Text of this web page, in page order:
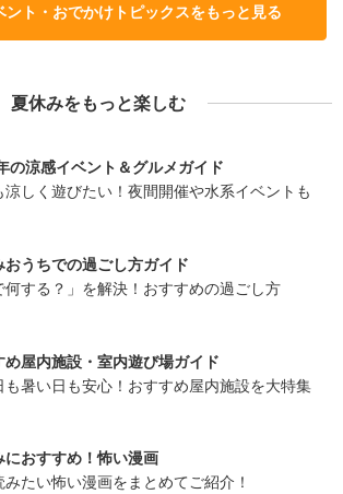
ント・おでかけトピックスをもっと見る
夏休みをもっと楽しむ
の涼感イベント＆グルメガイド
涼しく遊びたい！夜間開催や水系イベントも
おうちでの過ごし方ガイド
何する？」を解決！おすすめの過ごし方
め屋内施設・室内遊び場ガイド
も暑い日も安心！おすすめ屋内施設を大特集
におすすめ！怖い漫画
みたい怖い漫画をまとめてご紹介！